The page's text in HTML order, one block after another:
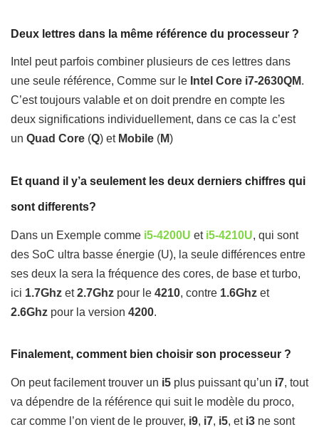
Deux lettres dans la même référence du processeur ?
Intel peut parfois combiner plusieurs de ces lettres dans
une seule référence, Comme sur le Intel Core i7-2630QM.
C’est toujours valable et on doit prendre en compte les
deux significations individuellement, dans ce cas la c’est
un Quad Core (Q) et Mobile (M)
Et quand il y’a seulement les deux derniers chiffres qui
sont differents?
Dans un Exemple comme i5-4200U et i5-4210U, qui sont
des SoC ultra basse énergie (U), la seule différences entre
ses deux la sera la fréquence des cores, de base et turbo,
ici 1.7Ghz et2.7Ghz pour le 4210, contre 1.6Ghz et
2.6Ghz pour la version 4200.
Finalement, comment bien choisir son processeur ?
On peut facilement trouver un i5 plus puissant qu’un i7, tout
va dépendre de la référence qui suit le modèle du proco,
car comme l’on vient de le prouver, i9, i7, i5, et i3 ne sont